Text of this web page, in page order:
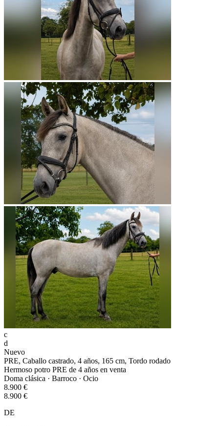
c
d
Nuevo
PRE, Caballo castrado, 4 años, 165 cm, Tordo rodado
Hermoso potro PRE de 4 años en venta
Doma clásica · Barroco · Ocio
8.900 €
8.900 €
DE